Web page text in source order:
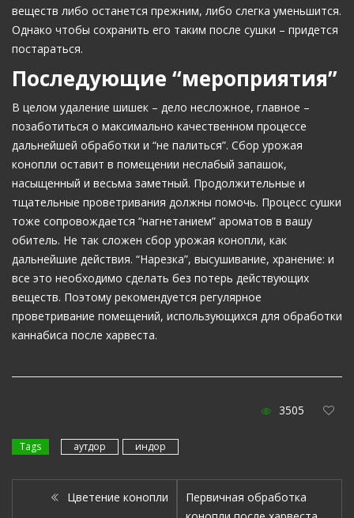
веществ либо останется прежним, либо слегка уменьшится.
Однако чтобы сохранить его таким после сушки – придется
постараться.
Последующие “мероприятия”
В целом удаление шишек – дело несложное, главное –
позаботиться о максимально качественном процессе
дальнейшей обработки и “не палиться”. Сбор урожая
конопли оставит в помещении неслабый запашок,
насыщенный и весьма заметный. Продолжительные и
тщательные проветривания должны помочь. Процесс сушки
тоже сопровождается “нагнетанием” ароматов в вашу
обитель. Не так сложен сбор урожая конопли, как
дальнейшие действия. “Нарезка”, высушивание, хранение: и
все это необходимо сделать без потерь действующих
веществ. Поэтому рекомендуется регулярное
проветривание помещений, использующихся для обработки
каннабиса после харвеста.
3505
Tags аутдор индор
Цветение конопли
Первичная обработка